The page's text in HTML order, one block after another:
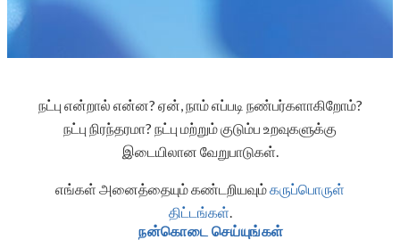
நன்கொடை செய்யுங்கள்
நட்பு என்றால் என்ன? ஏன், நாம் எப்படி நண்பர்களாகிறோம்?
நட்பு நிரந்தரமா? நட்பு மற்றும் குடும்ப உறவுகளுக்கு
இடையிலான வேறுபாடுகள்.
எங்கள் அனைத்தையும் கண்டறியவும்கருப்பொருள்
திட்டங்கள்.